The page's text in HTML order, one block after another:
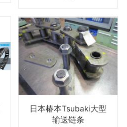
日本椿本Tsubaki大型
输送链条